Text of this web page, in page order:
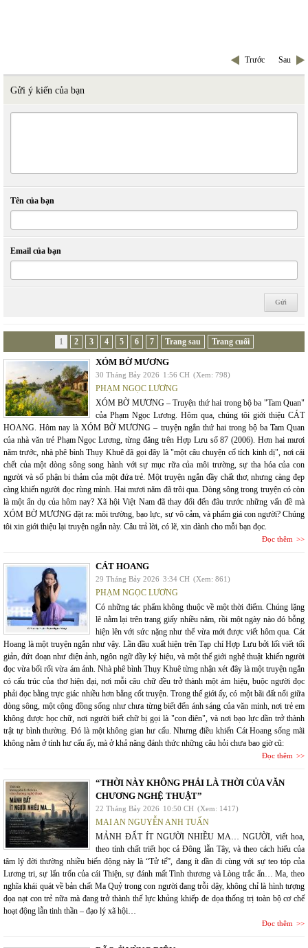
Trước Sau
Gửi ý kiến của bạn
Tên của bạn
Email của bạn
1 2 3 4 5 6 7 Trang sau Trang cuối
XÓM BỜ MƯƠNG
30 Tháng Bảy 2026 1:56 CH (Xem: 798)
PHẠM NGỌC LƯƠNG
XÓM BỜ MƯƠNG – Truyện thứ hai trong bộ ba "Tam Quan"
của Phạm Ngọc Lương. Hôm qua, chúng tôi giới thiệu CÁT
HOANG. Hôm nay là XÓM BỜ MƯƠNG – truyện ngắn thứ hai trong bộ ba Tam Quan
của nhà văn trẻ Phạm Ngọc Lương, từng đăng trên Hợp Lưu số 87 (2006). Hơn hai mươi
năm trước, nhà phê bình Thụy Khuê đã gọi đây là "một câu chuyện cổ tích kinh dị", nơi cái
chết của một dòng sông song hành với sự mục rữa của môi trường, sự tha hóa của con
người và số phận bi thảm của một đứa trẻ. Một truyện ngắn đầy chất thơ, nhưng càng đẹp
càng khiến người đọc rùng mình. Hai mươi năm đã trôi qua. Dòng sông trong truyện có còn
là một ẩn dụ của hôm nay? Xã hội Việt Nam đã thay đổi đến đâu trước những vấn đề mà
XÓM BỜ MƯƠNG đặt ra: môi trường, bạo lực, sự vô cảm, và phẩm giá con người? Chúng
tôi xin giới thiệu lại truyện ngắn này. Câu trả lời, có lẽ, xin dành cho mỗi bạn đọc.
Đọc thêm
CÁT HOANG
29 Tháng Bảy 2026 3:34 CH (Xem: 861)
PHẠM NGỌC LƯƠNG
Có những tác phẩm không thuộc về một thời điểm. Chúng lặng
lẽ nằm lại trên trang giấy nhiều năm, rồi một ngày nào đó bỗng
hiện lên với sức nặng như thể vừa mới được viết hôm qua. Cát
Hoang là một truyện ngắn như vậy. Lần đầu xuất hiện trên Tạp chí Hợp Lưu bởi lối viết tối
giản, đứt đoạn như điện ảnh, ngôn ngữ đầy ký hiệu, và một thế giới nghệ thuật khiến người
đọc vừa bối rối vừa ám ảnh. Nhà phê bình Thụy Khuê từng nhận xét đây là một truyện ngắn
có cấu trúc của thơ hiện đại, nơi mỗi câu chữ đều trở thành một ám hiệu, buộc người đọc
phải đọc bằng trực giác nhiều hơn bằng cốt truyện. Trong thế giới ấy, có một bãi đất nổi giữa
dòng sông, một cộng đồng sống như chưa từng biết đến ánh sáng của văn minh, nơi trẻ em
không được học chữ, nơi người biết chữ bị gọi là "con điên", và nơi bạo lực dần trở thành
trật tự bình thường. Đó là một không gian hư cấu. Nhưng điều khiến Cát Hoang sống mãi
không nằm ở tính hư cấu ấy, mà ở khả năng đánh thức những câu hỏi chưa bao giờ cũ:
Đọc thêm
“THỜI NÀY KHÔNG PHẢI LÀ THỜI CỦA VĂN
CHƯƠNG NGHỆ THUẬT”
22 Tháng Bảy 2026 10:50 CH (Xem: 1417)
MAI AN NGUYỄN ANH TUẤN
MẢNH ĐẤT ÍT NGƯỜI NHIỀU MA… NGƯỜI, viết hoa,
theo tính chất triết học cả Đông lẫn Tây, và theo cách hiểu của
tâm lý đời thường nhiều biến động này là “Tử tế”, đang ít dần đi cùng với sự teo tóp của
Lương tri, sự lẩn trốn của cái Thiện, sự đánh mất Tình thương và Lòng trắc ẩn… Ma, theo
nghĩa khái quát về bản chất Ma Quỷ trong con người đang trỗi dậy, không chỉ là hình tượng
dọa nạt con trẻ nữa mà đang trở thành thế lực khủng khiếp đe dọa thống trị toàn bộ cơ chế
hoạt động lẫn tinh thần – đạo lý xã hội…
Đọc thêm